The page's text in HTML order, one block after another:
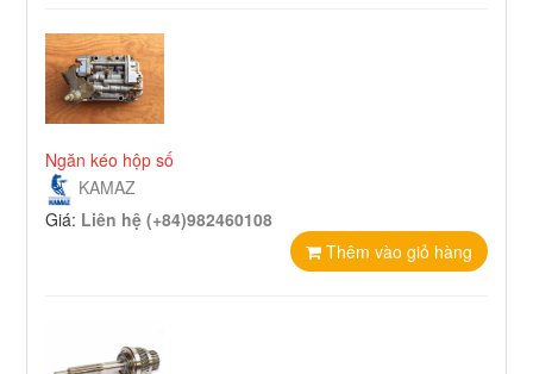
Ngăn kéo hộp số
KAMAZ
Giá: Liên hệ (+84)982460108
Thêm vào giỏ hàng